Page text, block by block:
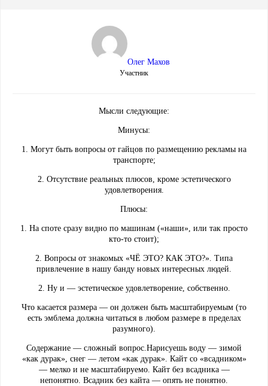
Олег Махов
Участник
Мысли следующие:
Минусы:
1. Могут быть вопросы от гайцов по размещению рекламы на
транспорте;
2. Отсутствие реальных плюсов, кроме эстетического
удовлетворения.
Плюсы:
1. На споте сразу видно по машинам («наши», или так просто
кто-то стоит);
2. Вопросы от знакомых «ЧЁ ЭТО? КАК ЭТО?». Типа
привлечение в нашу банду новых интересных людей.
2. Ну и — эстетическое удовлетворение, собственно.
Что касается размера — он должен быть масштабируемым (то
есть эмблема должна читаться в любом размере в пределах
разумного).
Содержание — сложный вопрос.Нарисуешь воду — зимой
«как дурак», снег — летом «как дурак». Кайт со «всадником»
— мелко и не масштабируемо. Кайт без всадника —
непонятно. Всадник без кайта — опять не понятно.